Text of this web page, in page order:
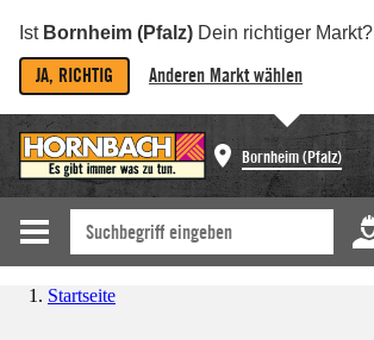
Ist Bornheim (Pfalz) Dein richtiger Markt?
JA, RICHTIG Anderen Markt wählen
Bornheim (Pfalz)
Startseite